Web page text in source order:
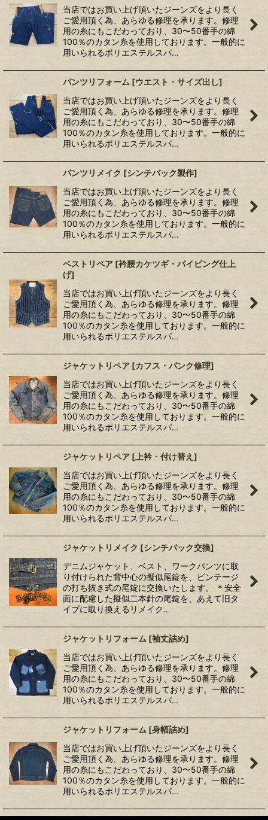
当店ではお買い上げ頂いたジーンズをより長く
ご愛用頂く為、あらゆる修理を承ります。修理
用の糸にもこだわっており、30〜50番手の綿
100％のカタン糸を使用しております。一般的に
用いられるポリエステルスパ…
パンツリフォーム [ウエスト・サイズ出し]
当店ではお買い上げ頂いたジーンズをより長く
ご愛用頂く為、あらゆる修理を承ります。修理
用の糸にもこだわっており、30〜50番手の綿
100％のカタン糸を使用しております。一般的に
用いられるポリエステルスパ…
パンツリメイク [シンチバック製作]
当店ではお買い上げ頂いたジーンズをより長く
ご愛用頂く為、あらゆる修理を承ります。修理
用の糸にもこだわっており、30〜50番手の綿
100％のカタン糸を使用しております。一般的に
用いられるポリエステルスパ…
ベストリペア [衿腰カケツギ・パイピング仕上
げ]
当店ではお買い上げ頂いたジーンズをより長く
ご愛用頂く為、あらゆる修理を承ります。修理
用の糸にもこだわっており、30〜50番手の綿
100％のカタン糸を使用しております。一般的に
用いられるポリエステルスパ…
ジャケットリペア [カフス・パンク修理]
当店ではお買い上げ頂いたジーンズをより長く
ご愛用頂く為、あらゆる修理を承ります。修理
用の糸にもこだわっており、30〜50番手の綿
100％のカタン糸を使用しております。一般的に
用いられるポリエステルスパ…
ジャケットリペア [ 上衿・付け替え ]
当店ではお買い上げ頂いたジーンズをより長く
ご愛用頂く為、あらゆる修理を承ります。修理
用の糸にもこだわっており、30〜50番手の綿
100％のカタン糸を使用しております。一般的に
用いられるポリエステルスパ…
ジャケットリメイク [シンチバック交換]
デニムジャケット、ベスト、ワークパンツに取
り付けられた背中心の擬似尾錠を、ビンテージ
の打ち抜き式の尾錠に交換いたします。 ＊安全
面に配慮した擬似二本針の尾錠を、あえて旧タ
イプに取り換えるリメイク…
ジャケットリフォーム [袖丈詰め]
当店ではお買い上げ頂いたジーンズをより長く
ご愛用頂く為、あらゆる修理を承ります。修理
用の糸にもこだわっており、30〜50番手の綿
100％のカタン糸を使用しております。一般的に
用いられるポリエステルスパ…
ジャケットリフォーム [身幅詰め]
当店ではお買い上げ頂いたジーンズをより長く
ご愛用頂く為、あらゆる修理を承ります。修理
用の糸にもこだわっており、30〜50番手の綿
100％のカタン糸を使用しております。一般的に
用いられるポリエステルスパ…